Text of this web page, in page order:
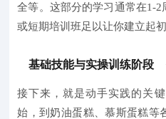
全等。这部分的学习通常在1-2
或短期培训班足以让你建立起
基础技能与实操训练阶段
接下来，就是动手实践的关
始，到奶油蛋糕、慕斯蛋糕等